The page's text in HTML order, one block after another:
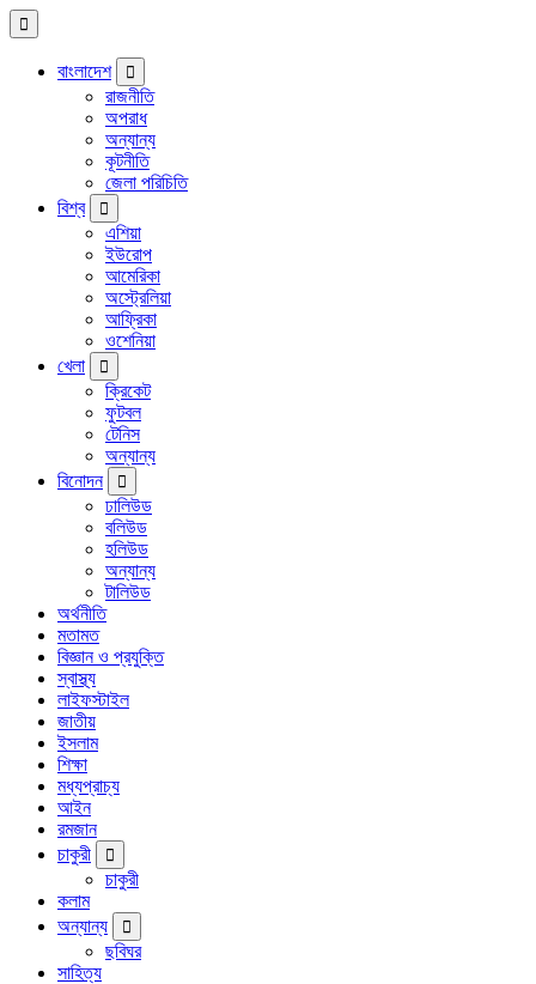
বাংলাদেশ
রাজনীতি
অপরাধ
অন্যান্য
কূটনীতি
জেলা পরিচিতি
বিশ্ব
এশিয়া
ইউরোপ
আমেরিকা
অস্ট্রেলিয়া
আফ্রিকা
ওশেনিয়া
খেলা
ক্রিকেট
ফুটবল
টেনিস
অন্যান্য
বিনোদন
ঢালিউড
বলিউড
হলিউড
অন্যান্য
টালিউড
অর্থনীতি
মতামত
বিজ্ঞান ও প্রযুক্তি
স্বাস্থ্য
লাইফস্টাইল
জাতীয়
ইসলাম
শিক্ষা
মধ্যপ্রাচ্য
আইন
রমজান
চাকুরী
চাকুরী
কলাম
অন্যান্য
ছবিঘর
সাহিত্য